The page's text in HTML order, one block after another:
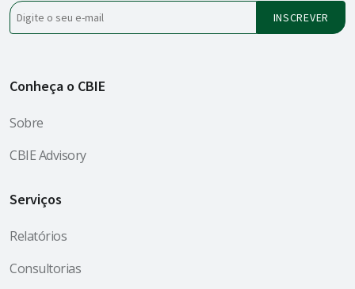
Conheça o CBIE
Sobre
CBIE Advisory
Serviços
Relatórios
Consultorias